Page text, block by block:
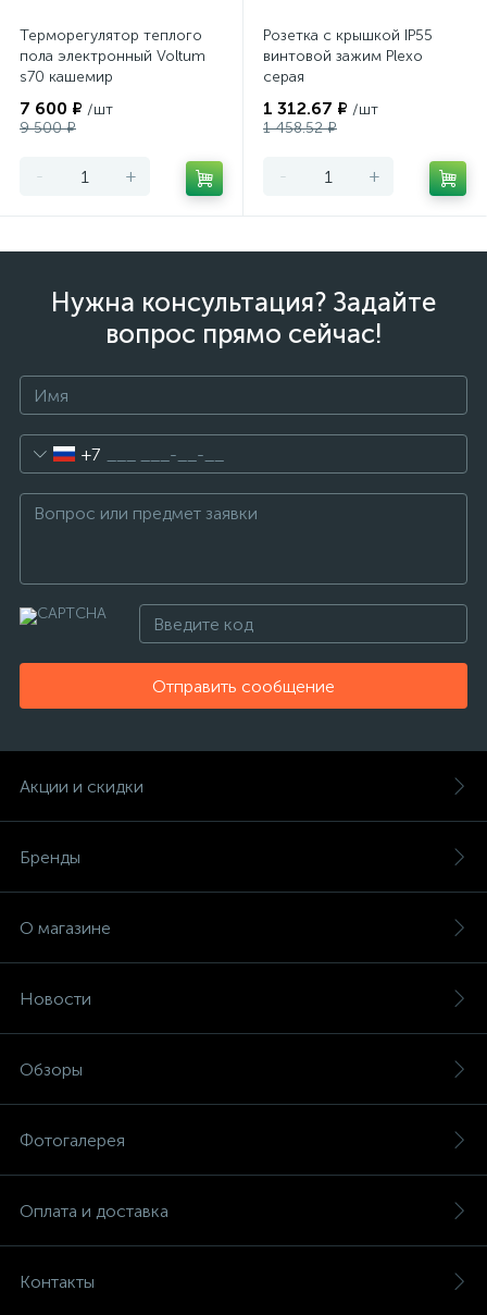
Терморегулятор теплого
пола электронный Voltum
s70 кашемир
7 600 ₽ /шт
9 500 ₽
- +
Розетка с крышкой IP55
винтовой зажим Plexo
серая
1 312.67 ₽ /шт
1 458.52 ₽
- +
Нужна консультация? Задайте
вопрос прямо сейчас!
+7
Отправить сообщение
Акции и скидки
Бренды
О магазине
Новости
Обзоры
Фотогалерея
Оплата и доставка
Контакты